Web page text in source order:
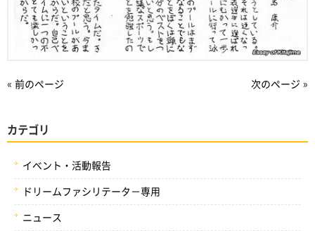
« 前のページ 次のページ »
カテゴリ
イベント・活動報告
ドリームファシリテータ－専用
ニュース